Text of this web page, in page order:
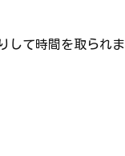
して時間を取られま